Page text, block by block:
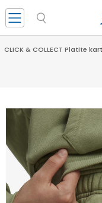
CLICK & COLLECT Platite